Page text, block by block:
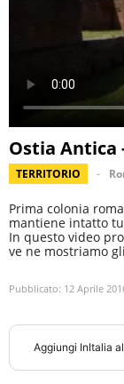
Ostia Antica
TERRITORIO
Prima colonia
mantiene intatto
In questo video
ve ne mostriamo
Pubblicato: 12 Aprile
Aggiungi InItalia